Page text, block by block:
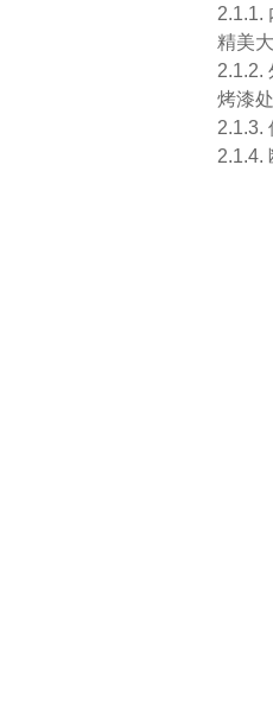
2.1.1.
精美
2.1.2.
烤漆
2.1.3.
2.1.4.